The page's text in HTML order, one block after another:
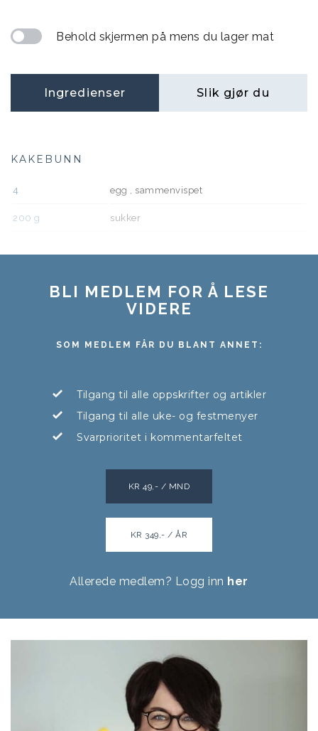
Behold skjermen på mens du lager mat
Ingredienser Slik gjør du
KAKEBUNN
4 egg , sammenvispet
200 g sukker
BLI MEDLEM FOR Å LESE
VIDERE
SOM MEDLEM FÅR DU BLANT ANNET:
Tilgang til alle oppskrifter og artikler
Tilgang til alle uke- og festmenyer
Svarprioritet i kommentarfeltet
KR 49,- / MND
KR 349,- / ÅR
Allerede medlem? Logg inn her